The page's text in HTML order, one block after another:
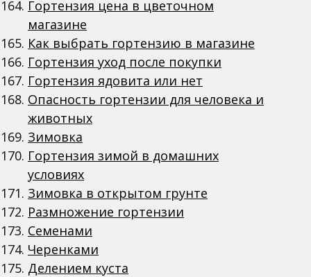
Гортензия цена в цветочном
магазине
Как выбрать гортензию в магазине
Гортензия уход после покупки
Гортензия ядовита или нет
Опасность гортензии для человека и
животных
Зимовка
Гортензия зимой в домашних
условиях
Зимовка в открытом грунте
Размножение гортензии
Семенами
Черенками
Делением куста